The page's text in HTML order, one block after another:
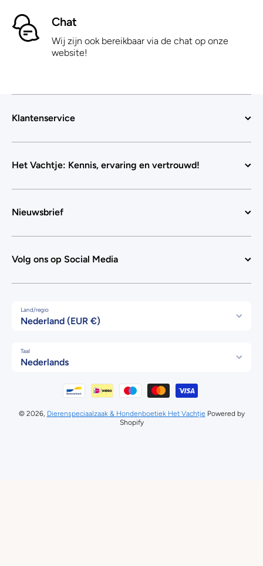
Chat
Wij zijn ook bereikbaar via de chat op onze
website!
Klantenservice
Het Vachtje: Kennis, ervaring en vertrouwd!
Nieuwsbrief
Volg ons op Social Media
Land/regio
Nederland (EUR €)
Taal
Nederlands
Betaalmethodes
© 2026, Dierenspeciaalzaak & Hondenboetiek Het Vachtje Powered by
Shopify